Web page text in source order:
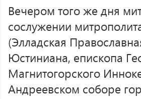
Вечером того же дня
сослужении
(Элладская
Юстиниана, епископа
Магнитогорского
Андреевском соборе